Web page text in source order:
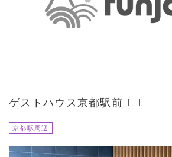
ゲストハウス京都駅前ＩＩ
京都駅周辺